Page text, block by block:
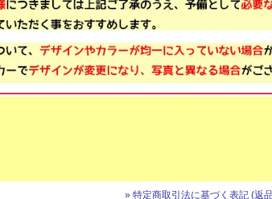
» 特定商取引法に基づく表記 (返